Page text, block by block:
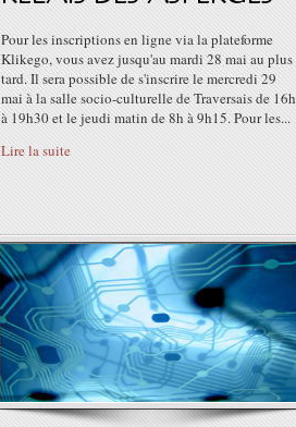
Pour les inscriptions en ligne via la plateforme
Klikego, vous avez jusqu'au mardi 28 mai au plus
tard. Il sera possible de s'inscrire le mercredi 29
mai à la salle socio-culturelle de Traversais de 16h
à 19h30 et le jeudi matin de 8h à 9h15. Pour les...
Lire la suite